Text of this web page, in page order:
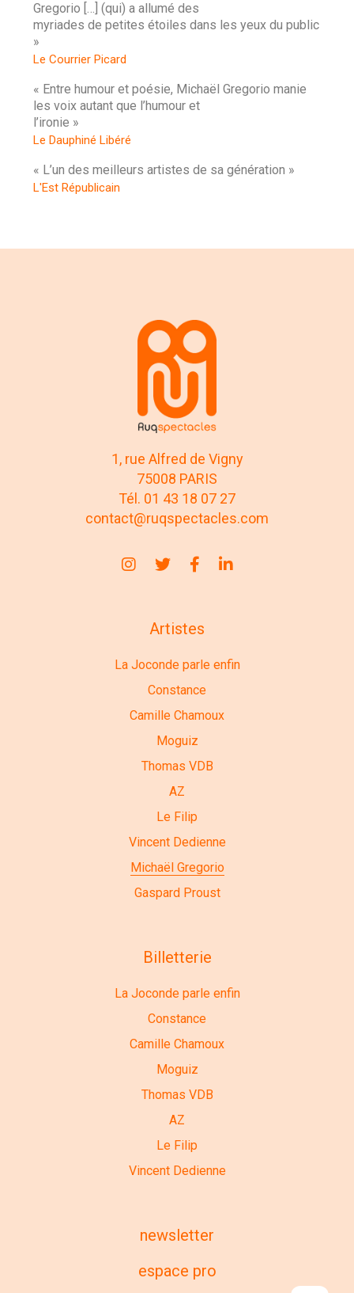
Gregorio […] (qui) a allumé des
myriades de petites étoiles dans les yeux du public
»
Le Courrier Picard
« Entre humour et poésie, Michaël Gregorio manie
les voix autant que l’humour et
l’ironie »
Le Dauphiné Libéré
« L’un des meilleurs artistes de sa génération »
L'Est Républicain
1, rue Alfred de Vigny
75008 PARIS
Tél. 01 43 18 07 27
contact@ruqspectacles.com
Artistes
La Joconde parle enfin
Constance
Camille Chamoux
Moguiz
Thomas VDB
AZ
Le Filip
Vincent Dedienne
Michaël Gregorio
Gaspard Proust
Billetterie
La Joconde parle enfin
Constance
Camille Chamoux
Moguiz
Thomas VDB
AZ
Le Filip
Vincent Dedienne
newsletter
espace pro